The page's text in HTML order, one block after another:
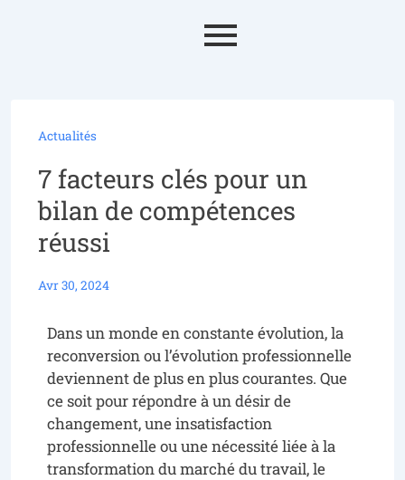
Actualités
7 facteurs clés pour un
bilan de compétences
réussi
Avr 30, 2024
Dans un monde en constante évolution, la
reconversion ou l’évolution professionnelle
deviennent de plus en plus courantes. Que
ce soit pour répondre à un désir de
changement, une insatisfaction
professionnelle ou une nécessité liée à la
transformation du marché du travail, le